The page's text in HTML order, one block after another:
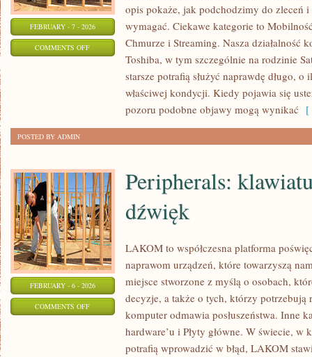
FEBRUARY - 7 - 2026
COMMENTS OFFON
PRODUCTIVITY
opis pokaże, jak podchodzimy do zleceń i
wymagać. Ciekawe kategorie to
Chmurze i Streaming. Nasza działalność
Toshiba, w tym szczególnie na rodzinie
starsze potrafią służyć naprawdę długo, o
właściwej kondycji. Kiedy pojawia się
pozoru podobne objawy mogą wynikać [
POSTED BY ADMIN
FEBRUARY - 6 - 2026
COMMENTS OFFON
Peripherals:
dźwięk
LAKOM to współczesna platforma
naprawom urządzeń, które towarzyszą
miejsce stworzone z myślą o osobach,
decyzje, a także o tych, którzy potrzebują
komputer odmawia posłuszeństwa. Inne
hardware’u i Płyty główne. W świecie,
potrafią wprowadzić w błąd, LAKOM